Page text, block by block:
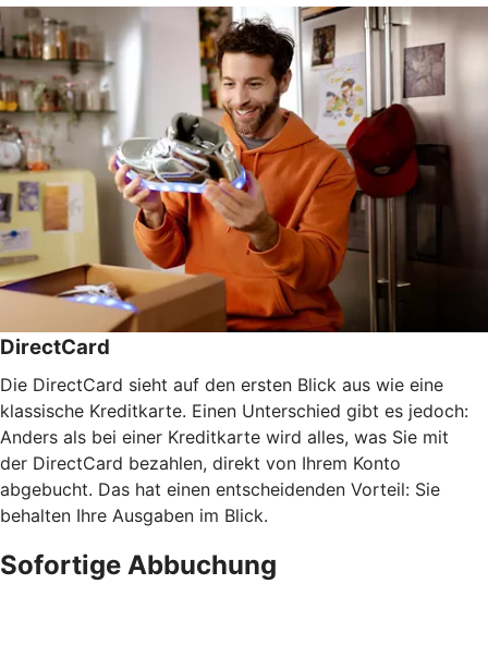
DirectCard
Die DirectCard sieht auf den ersten Blick aus wie eine
klassische Kreditkarte. Einen Unterschied gibt es jedoch:
Anders als bei einer Kreditkarte wird alles, was Sie mit
der DirectCard bezahlen, direkt von Ihrem Konto
abgebucht. Das hat einen entscheidenden Vorteil: Sie
behalten Ihre Ausgaben im Blick.
Sofortige Abbuchung